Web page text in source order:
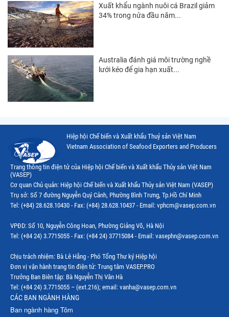
Thị trường Mỹ
Thị trường EU
Thị trường Nhật Bản
Thị trường Việt Nam
Xuất khẩu ngành nuôi cá Brazil giảm
34% trong nửa đầu năm...
Australia đánh giá môi trường nghề
lưới kéo để gia hạn xuất...
Hiệp hội Chế biến và Xuất khẩu Thuỷ sản Việt Nam
Vietnam Association of Seafood Exporters and Producers
Trang thông tin điện tử của Hiệp hội Chế biến và Xuất khẩu Thủy sản Việt Nam
(VASEP)
Cơ quan Chủ quản: Hiệp hội Chế biến và Xuất khẩu Thủy sản Việt Nam (VASEP)
Trụ sở: Số 7 đường Nguyễn Quý Cảnh, Phường Bình Trưng, Tp.Hồ Chí Minh
Tel: (+84) 28.628.10430 - Fax: (+84) 28.628.10437 - Email: vphcm@vasep.com.vn
VPĐD: Số 10, Nguyễn Công Hoan, Phường Giảng Võ, Hà Nội
Tel: (+84 24) 3.7715055 - Fax: (+84 24) 37715084 - Email: vasephn@vasep.com.vn
Chịu trách nhiệm: Bà Lê Hằng - Phó Tổng Thư ký Hiệp hội
Đơn vị vận hành trang tin điện tử: Trung tâm VASEP.PRO
Trưởng Ban Biên tập: Bà Nguyễn Thị Vân Hà
Tel: (+84 24) 3.7715055 – (ext.216); email: vanha@vasep.com.vn
CÁC BAN NGÀNH HÀNG
Ban ngành hàng Tôm